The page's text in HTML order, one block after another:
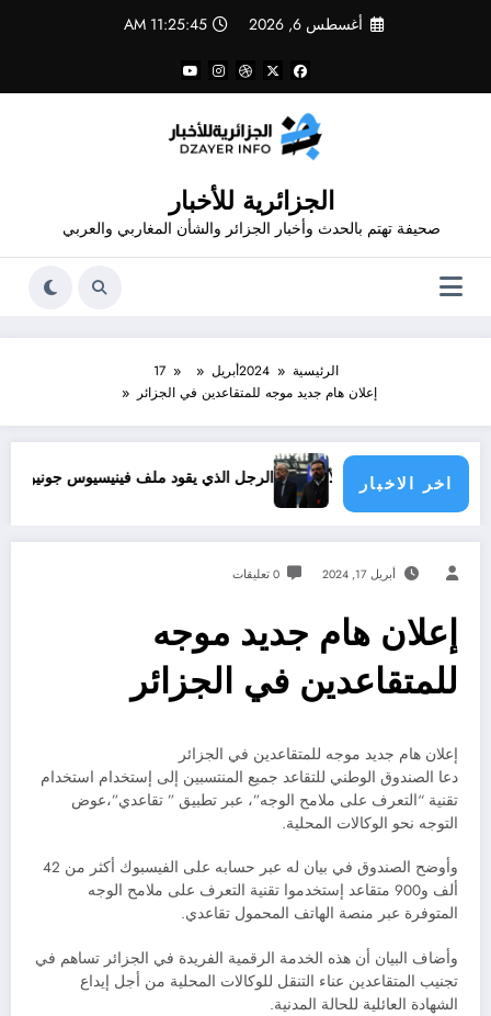
أغسطس 6, 2026 11:25:46 AM
الجزائرية للأخبار
صحيفة تهتم بالحدث وأخبار الجزائر والشأن المغاربي والعربي
الرئيسية 2024أبريل
17
إعلان هام جديد موجه للمتقاعدين في الجزائر
اخر الاخبار
الدول الأطراف الرجل الذي يقود ملف فينيسيوس جونيور
أبريل 17, 2024 0 تعليقات
إعلان هام جديد موجه
للمتقاعدين في الجزائر
إعلان هام جديد موجه للمتقاعدين في الجزائر
دعا الصندوق الوطني للتقاعد جميع المنتسبين إلى إستخدام استخدام
تقنية “التعرف على ملامح الوجه”، عبر تطبيق ” تقاعدي”،عوض
التوجه نحو الوكالات المحلية.
وأوضح الصندوق في بيان له عبر حسابه على الفيسبوك أكثر من 42
ألف و900 متقاعد إستخدموا تقنية التعرف على ملامح الوجه
المتوفرة عبر منصة الهاتف المحمول تقاعدي.
وأضاف البيان أن هذه الخدمة الرقمية الفريدة في الجزائر تساهم في
تجنيب المتقاعدين عناء التنقل للوكالات المحلية من أجل إيداع
الشهادة العائلية للحالة المدنية.